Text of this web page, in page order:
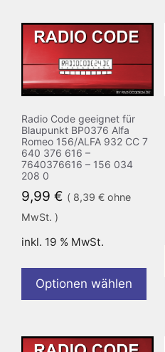
Radio Code geeignet für
Blaupunkt BP0376 Alfa
Romeo 156/ALFA 932 CC 7
640 376 616 –
7640376616 – 156 034
208 0
9,99 € ( 8,39 € ohne
MwSt. )
inkl. 19 % MwSt.
Optionen wählen